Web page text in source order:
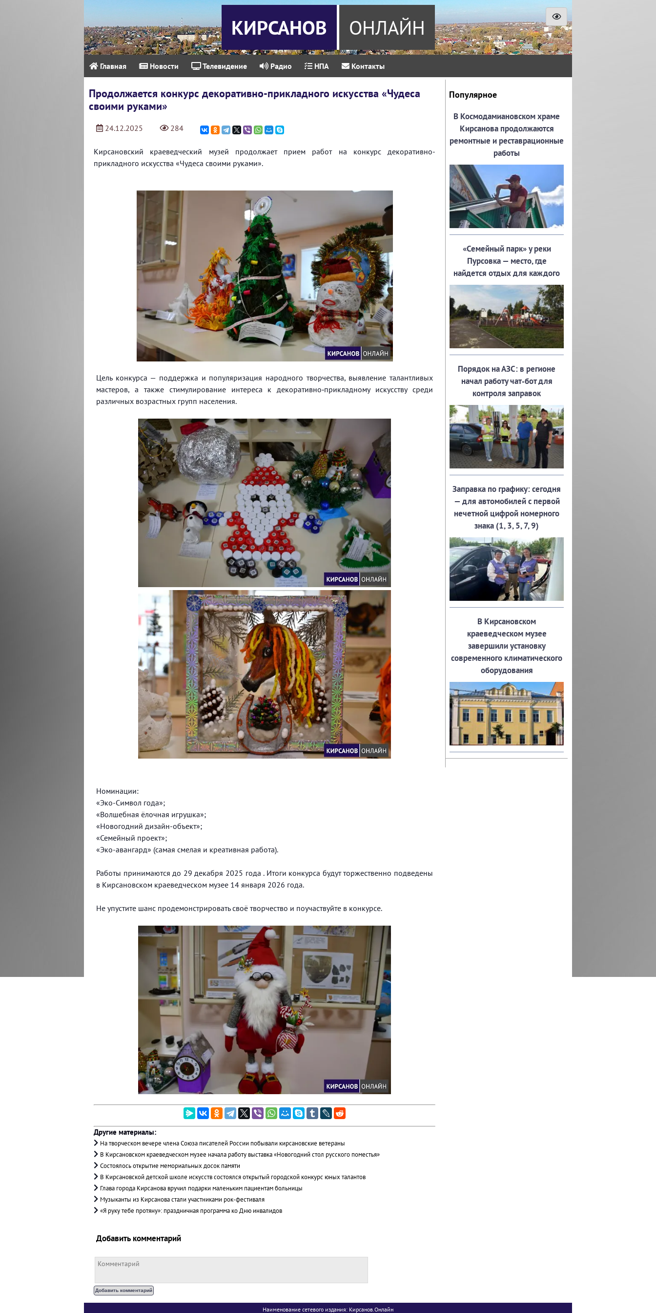
КИРСАНОВ ОНЛАЙН
Главная Новости Телевидение Радио НПА Контакты
Продолжается конкурс декоративно-прикладного искусства «Чудеса
своими руками»
24.12.2025 284
Кирсановский краеведческий музей продолжает прием работ на конкурс декоративно-
прикладного искусства «Чудеса своими руками».
Цель конкурса — поддержка и популяризация народного творчества, выявление талантливых
мастеров, а также стимулирование интереса к декоративно‑прикладному искусству среди
различных возрастных групп населения.
Номинации:
«Эко-Символ года»;
«Волшебная ёлочная игрушка»;
«Новогодний дизайн-объект»;
«Семейный проект»;
«Эко-авангард» (самая смелая и креативная работа).
Работы принимаются до 29 декабря 2025 года . Итоги конкурса будут торжественно подведены
в Кирсановском краеведческом музее 14 января 2026 года.
Не упустите шанс продемонстрировать своё творчество и поучаствуйте в конкурсе.
Другие материалы:
На творческом вечере члена Союза писателей России побывали кирсановские ветераны
В Кирсановском краеведческом музее начала работу выставка «Новогодний стол русского поместья»
Состоялось открытие мемориальных досок памяти
В Кирсановской детской школе искусств состоялся открытый городской конкурс юных талантов
Глава города Кирсанова вручил подарки маленьким пациентам больницы
Музыканты из Кирсанова стали участниками рок-фестиваля
«Я руку тебе протяну»: праздничная программа ко Дню инвалидов
Добавить комментарий
Популярное
В Космодамиановском храме
Кирсанова продолжаются
ремонтные и реставрационные
работы
«Семейный парк» у реки
Пурсовка — место, где
найдется отдых для каждого
Порядок на АЗС: в регионе
начал работу чат‑бот для
контроля заправок
Заправка по графику: сегодня
— для автомобилей с первой
нечетной цифрой номерного
знака (1, 3, 5, 7, 9)
В Кирсановском
краеведческом музее
завершили установку
современного климатического
оборудования
Наименование сетевого издания: Кирсанов.Онлайн